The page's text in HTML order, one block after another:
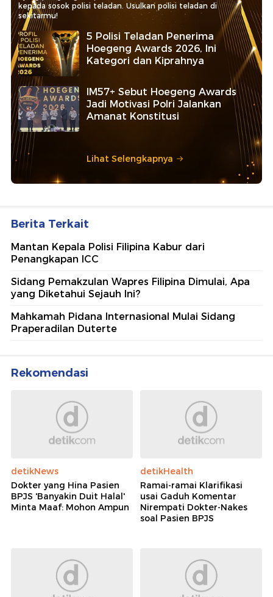
kepada sosok polisi teladan. Usulkan polisi teladan di
sekitarmu!
5 Polisi Teladan Penerima
Hoegeng Awards 2026, Ini
Kategori dan Kiprahnya
IM57+ Sebut Hoegeng Awards
Jadi Motivasi Polri Jalankan
Amanat Konstitusi
Lihat Selengkapnya
Berita Terkait
Mantan Kepala Polisi Filipina Kabur dari
Penangkapan ICC
Sidang Pemakzulan Wapres Filipina Dimulai, Apa
yang Diketahui Sejauh Ini?
Mahkamah Pidana Internasional Mulai Sidang
Praperadilan Duterte
Rekomendasi
detikNews
Dokter yang Hina Pasien
BPJS 'Banyakin Duit Halal'
Minta Maaf: Mohon Ampun
detikHealth
Ramai-ramai Klarifikasi
usai Gaduh Komentar
Nirempati Dokter-Nakes
soal Pasien BPJS